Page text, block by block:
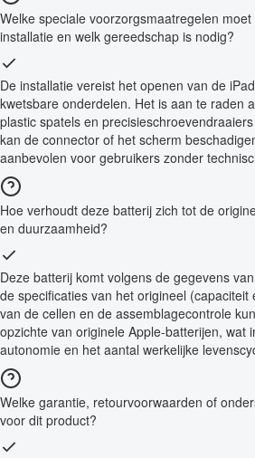
Welke speciale voorzorgsmaatregelen
installatie en welk gereedschap is nodig?
De installatie vereist het openen van de
kwetsbare onderdelen. Het is aan te raden
plastic spatels en
kan de connector of het scherm
aanbevolen voor gebruikers zonder
Hoe verhoudt deze batterij zich tot de
en duurzaamheid?
Deze batterij komt volgens de gegevens
de specificaties van het origineel
van de cellen en de assemblagecontrole
opzichte van originele Apple-batterijen, wat
autonomie en het aantal werkelijke
Welke garantie, retourvoorwaarden of
voor dit product?